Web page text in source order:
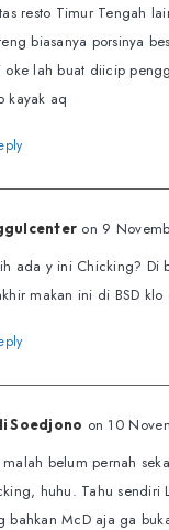
resto Timur Tengah
biasanya porsinya
oke lah buat diicip
kayak aq
on 9
ada y ini Chicking? Di
makan ini di BSD
Soedjono on 10
belum pernah
huhu. Tahu sendiri
bahkan McD aja ga